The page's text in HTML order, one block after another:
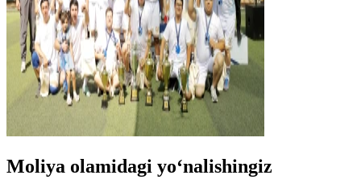
Moliya olamidagi yo‘nalishingiz